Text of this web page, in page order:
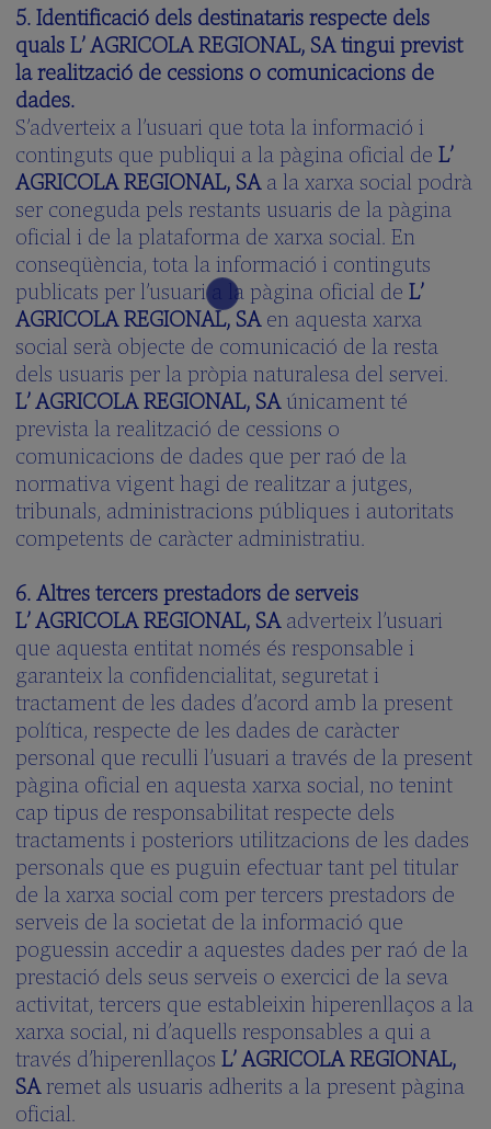
5. Identificació dels destinataris respecte dels
quals L’ AGRICOLA REGIONAL, SA tingui previst
la realització de cessions o comunicacions de
dades.
S’adverteix a l’usuari que tota la informació i
continguts que publiqui a la pàgina oficial de L’
AGRICOLA REGIONAL, SAa la xarxa social podrà
ser coneguda pels restants usuaris de la pàgina
oficial i de la plataforma de xarxa social. En
conseqüència, tota la informació i continguts
publicats per l’usuari a la pàgina oficial de L’
AGRICOLA REGIONAL, SAen aquesta xarxa
social serà objecte de comunicació de la resta
dels usuaris per la pròpia naturalesa del servei.
L’ AGRICOLA REGIONAL, SAúnicament té
prevista la realització de cessions o
comunicacions de dades que per raó de la
normativa vigent hagi de realitzar a jutges,
tribunals, administracions públiques i autoritats
competents de caràcter administratiu.
6. Altres tercers prestadors de serveis
L’ AGRICOLA REGIONAL, SAadverteix l’usuari
que aquesta entitat només és responsable i
garanteix la confidencialitat, seguretat i
tractament de les dades d’acord amb la present
política, respecte de les dades de caràcter
personal que reculli l’usuari a través de la present
pàgina oficial en aquesta xarxa social, no tenint
cap tipus de responsabilitat respecte dels
tractaments i posteriors utilitzacions de les dades
personals que es puguin efectuar tant pel titular
de la xarxa social com per tercers prestadors de
serveis de la societat de la informació que
poguessin accedir a aquestes dades per raó de la
prestació dels seus serveis o exercici de la seva
activitat, tercers que estableixin hiperenllaços a la
xarxa social, ni d’aquells responsables a qui a
través d’hiperenllaços L’ AGRICOLA REGIONAL,
SAremet als usuaris adherits a la present pàgina
oficial.